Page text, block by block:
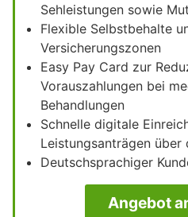
Sehleistungen sowie
Flexible Selbstbehalte
Versicherungszonen
Easy Pay Card zur
Vorauszahlungen bei
Behandlungen
Schnelle digitale
Leistungsanträgen über
Deutschsprachiger
Angebot